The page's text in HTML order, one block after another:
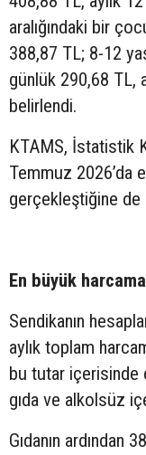
aralığındaki bir
388,87 TL; 8-12
günlük 290,68 TL,
belirlendi.
KTAMS, İstatistik
Temmuz 2026’da
gerçekleştiğine
En büyük
Sendikanın
aylık toplam
bu tutar içerisinde
gıda ve alkolsüz
Gıdanın ardından